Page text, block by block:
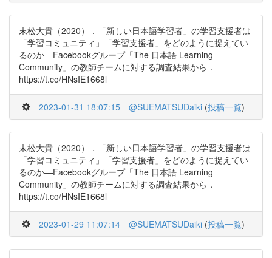
末松大貴（2020）．「新しい日本語学習者」の学習支援者は
「学習コミュニティ」「学習支援者」をどのように捉えてい
るのか―Facebookグループ「The 日本語 Learning
Community」の教師チームに対する調査結果から．
https://t.co/HNsIE1668l
2023-01-31 18:07:15 @SUEMATSUDaiki (投稿一覧)
末松大貴（2020）．「新しい日本語学習者」の学習支援者は
「学習コミュニティ」「学習支援者」をどのように捉えてい
るのか―Facebookグループ「The 日本語 Learning
Community」の教師チームに対する調査結果から．
https://t.co/HNsIE1668l
2023-01-29 11:07:14 @SUEMATSUDaiki (投稿一覧)